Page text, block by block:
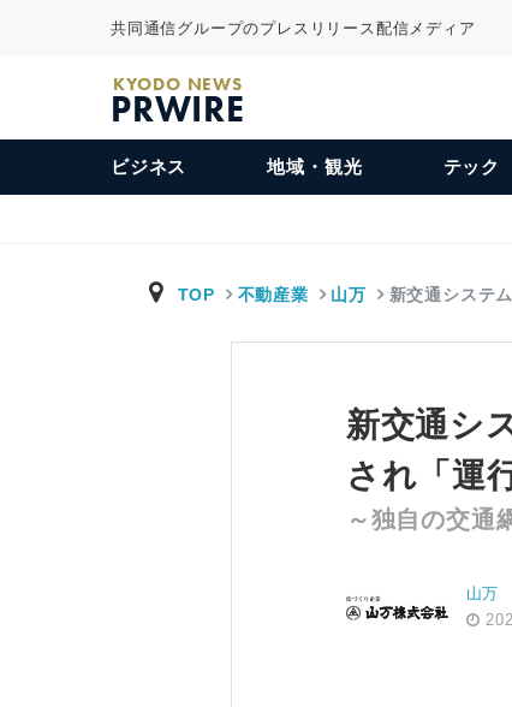
共同通信グループのプレスリリース配信メディア
KYODO NEWS
PRWIRE
ビジネス 地域・観光 テック
TOP 不動産業 山万 新交通システ
新交通シ
され「運
～独自の交通
山万